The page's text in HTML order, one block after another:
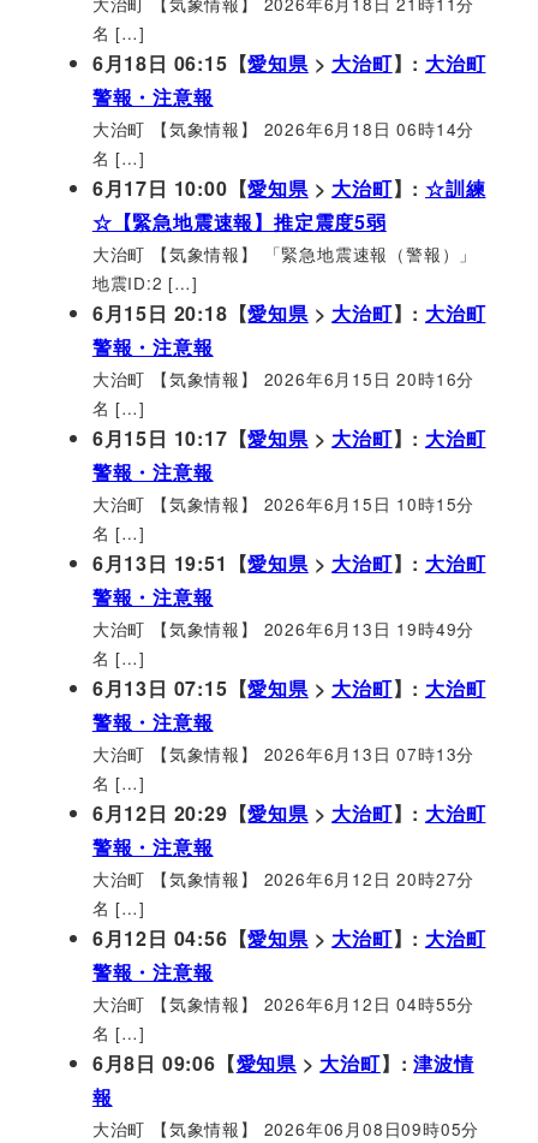
名 […]
6月18日 06:15【愛知県> 大治町】: 大治町
警報・注意報
大治町 【気象情報】 2026年6月18日 06時14分
名 […]
6月17日 10:00【愛知県> 大治町】:☆訓練
☆【緊急地震速報】推定震度5弱
大治町 【気象情報】 「緊急地震速報（警報）」
地震ID:2 […]
6月15日 20:18【愛知県> 大治町】: 大治町
警報・注意報
大治町 【気象情報】 2026年6月15日 20時16分
名 […]
6月15日 10:17【愛知県> 大治町】: 大治町
警報・注意報
大治町 【気象情報】 2026年6月15日 10時15分
名 […]
6月13日 19:51【愛知県> 大治町】: 大治町
警報・注意報
大治町 【気象情報】 2026年6月13日 19時49分
名 […]
6月13日 07:15【愛知県> 大治町】: 大治町
警報・注意報
大治町 【気象情報】 2026年6月13日 07時13分
名 […]
6月12日 20:29【愛知県> 大治町】: 大治町
警報・注意報
大治町 【気象情報】 2026年6月12日 20時27分
名 […]
6月12日 04:56【愛知県> 大治町】: 大治町
警報・注意報
大治町 【気象情報】 2026年6月12日 04時55分
名 […]
6月8日 09:06【愛知県 > 大治町】:津波情
報
大治町 【気象情報】 2026年06月08日09時05分